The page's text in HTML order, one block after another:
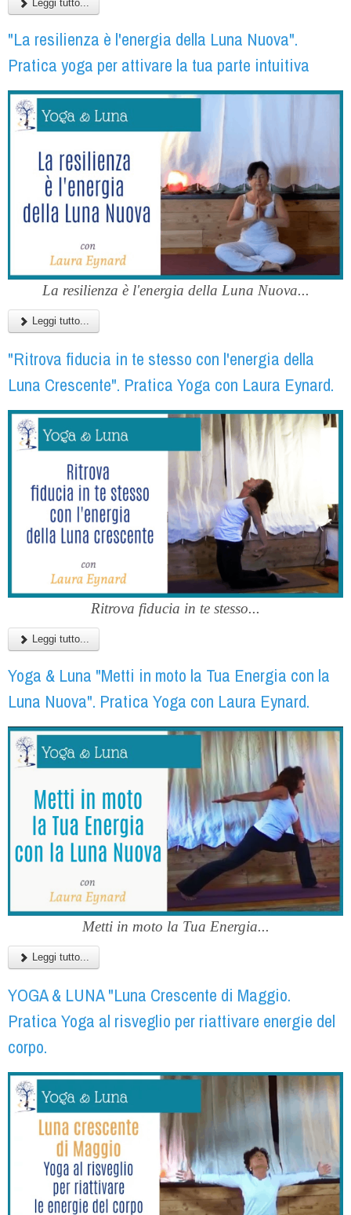
Leggi tutto...
"La resilienza è l'energia della Luna Nuova".
Pratica yoga per attivare la tua parte intuitiva
La resilienza è l'energia della Luna Nuova...
Leggi tutto...
"Ritrova fiducia in te stesso con l'energia della
Luna Crescente". Pratica Yoga con Laura Eynard.
Ritrova fiducia in te stesso...
Leggi tutto...
Yoga & Luna "Metti in moto la Tua Energia con la
Luna Nuova". Pratica Yoga con Laura Eynard.
Metti in moto la Tua Energia...
Leggi tutto...
YOGA & LUNA "Luna Crescente di Maggio.
Pratica Yoga al risveglio per riattivare energie del
corpo.